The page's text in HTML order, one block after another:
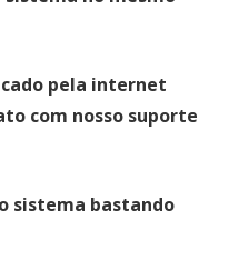
pela internet
com nosso suporte
sistema bastando